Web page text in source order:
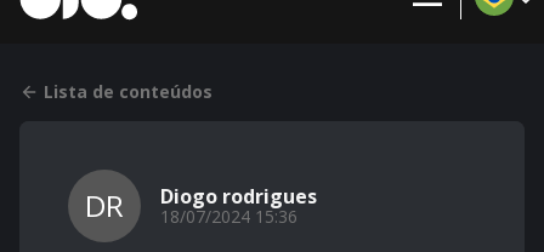
Lista de conteúdos
DR Diogo rodrigues
18/07/2024 15:36